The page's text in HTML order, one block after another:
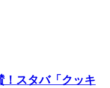
！スタバ「クッキ